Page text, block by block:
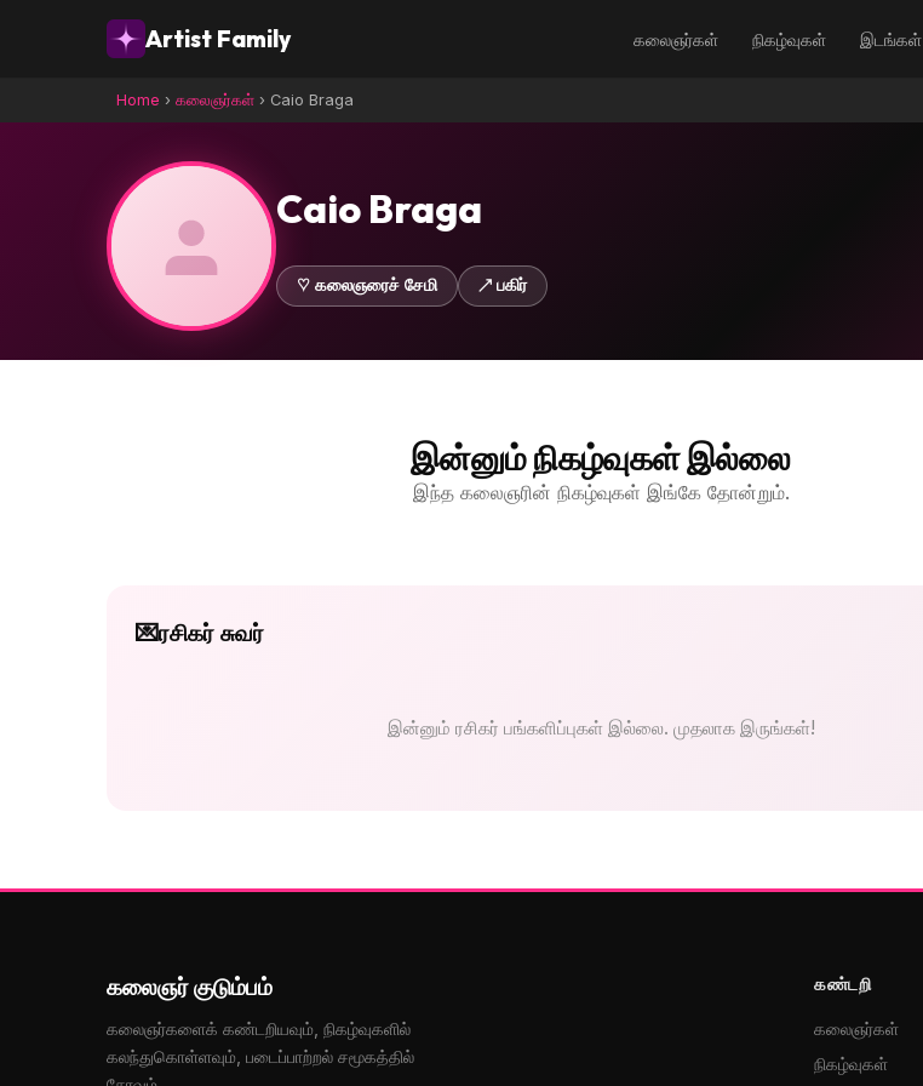
Artist Family கலைஞர்கள் நிகழ்வுகள் இடங்கள்
Home › கலைஞர்கள் › Caio Braga
Caio Braga
♡ கலைஞரைச் சேமி ↗ பகிர்
இன்னும் நிகழ்வுகள் இல்லை
இந்த கலைஞரின் நிகழ்வுகள் இங்கே தோன்றும்.
💌ரசிகர் சுவர்
இன்னும் ரசிகர் பங்களிப்புகள் இல்லை. முதலாக இருங்கள்!
கலைஞர் குடும்பம்
கலைஞர்களைக் கண்டறியவும், நிகழ்வுகளில்
கலந்துகொள்ளவும், படைப்பாற்றல் சமூகத்தில்
கண்டறி
கலைஞர்கள்
நிகழ்வுகள்